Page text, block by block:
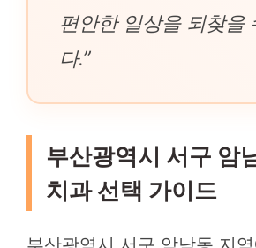
편안한 일상을 되찾을
다.”
부산광역시 서구 암
치과 선택 가이드